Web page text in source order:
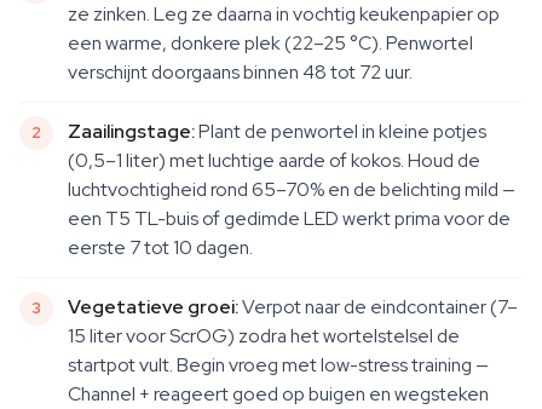
ze zinken. Leg ze daarna in vochtig keukenpapier op
een warme, donkere plek (22–25 °C). Penwortel
verschijnt doorgaans binnen 48 tot 72 uur.
Zaailingstage:Plant de penwortel in kleine potjes
(0,5–1 liter) met luchtige aarde of kokos. Houd de
luchtvochtigheid rond 65–70% en de belichting mild —
een T5 TL-buis of gedimde LED werkt prima voor de
eerste 7 tot 10 dagen.
Vegetatieve groei:Verpot naar de eindcontainer (7–
15 liter voor ScrOG) zodra het wortelstelsel de
startpot vult. Begin vroeg met low-stress training —
Channel + reageert goed op buigen en wegsteken